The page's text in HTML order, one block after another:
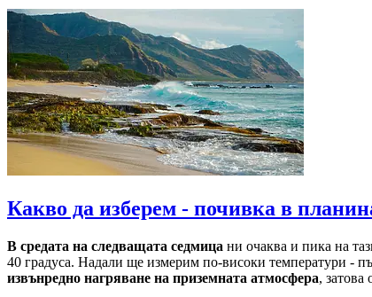
Какво да изберем - почивка в
В средата на следващата седмица ни очаква и пика на
40 градуса. Надали ще измерим по-високи температури -
извънредно нагряване на приземната атмосфера,